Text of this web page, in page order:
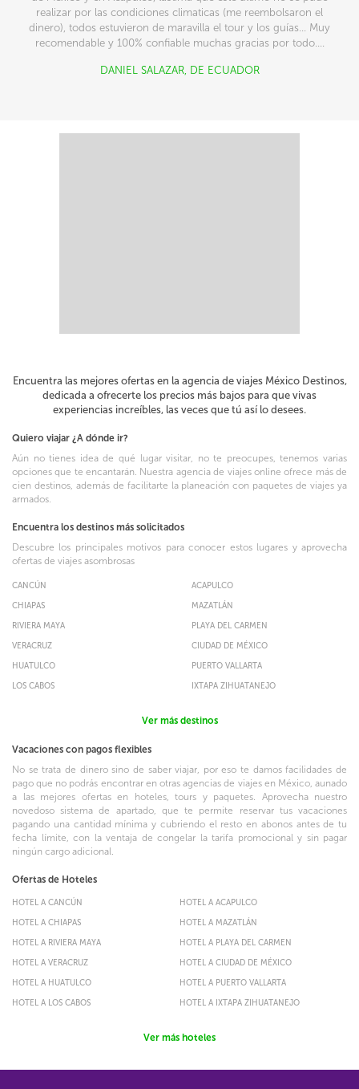
realizar por las condiciones climaticas (me reembolsaron el
dinero), todos estuvieron de maravilla el tour y los guías... Muy
recomendable y 100% confiable muchas gracias por todo....
DANIEL SALAZAR, DE ECUADOR
Encuentra las mejores ofertas en la agencia de viajes México Destinos,
dedicada a ofrecerte los precios más bajos para que vivas
experiencias increíbles, las veces que tú así lo desees.
Quiero viajar ¿A dónde ir?
Aún no tienes idea de qué lugar visitar, no te preocupes, tenemos varias
opciones que te encantarán. Nuestra agencia de viajes online ofrece más de
cien destinos, además de facilitarte la planeación con paquetes de viajes ya
armados.
Encuentra los destinos más solicitados
Descubre los principales motivos para conocer estos lugares y aprovecha
ofertas de viajes asombrosas
CANCÚN
CHIAPAS
RIVIERA MAYA
ACAPULCO
MAZATLÁN
PLAYA DEL CARMEN
VERACRUZ
HUATULCO
LOS CABOS
CIUDAD DE MÉXICO
PUERTO VALLARTA
IXTAPA ZIHUATANEJO
Ver más destinos
Vacaciones con pagos flexibles
No se trata de dinero sino de saber viajar, por eso te damos facilidades de
pago que no podrás encontrar en otras agencias de viajes en México, aunado
a las mejores ofertas en hoteles, tours y paquetes. Aprovecha nuestro
novedoso sistema de apartado, que te permite reservar tus vacaciones
pagando una cantidad mínima y cubriendo el resto en abonos antes de tu
fecha límite, con la ventaja de congelar la tarifa promocional y sin pagar
ningún cargo adicional.
Ofertas de Hoteles
HOTEL A CANCÚN
HOTEL A CHIAPAS
HOTEL A RIVIERA MAYA
HOTEL A ACAPULCO
HOTEL A MAZATLÁN
HOTEL A PLAYA DEL CARMEN
HOTEL A VERACRUZ
HOTEL A HUATULCO
HOTEL A LOS CABOS
HOTEL A CIUDAD DE MÉXICO
HOTEL A PUERTO VALLARTA
HOTEL A IXTAPA ZIHUATANEJO
Ver más hoteles